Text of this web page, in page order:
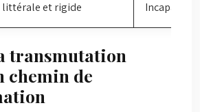
et rigide Incapacité
transmutation
chemin de